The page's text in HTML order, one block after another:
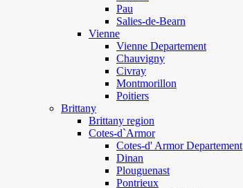
Pau
Salies-de-Bearn
Vienne
Vienne Departement
Chauvigny
Civray
Montmorillon
Poitiers
Brittany
Brittany region
Cotes-d`Armor
Cotes-d' Armor Departement
Dinan
Plouguenast
Pontrieux